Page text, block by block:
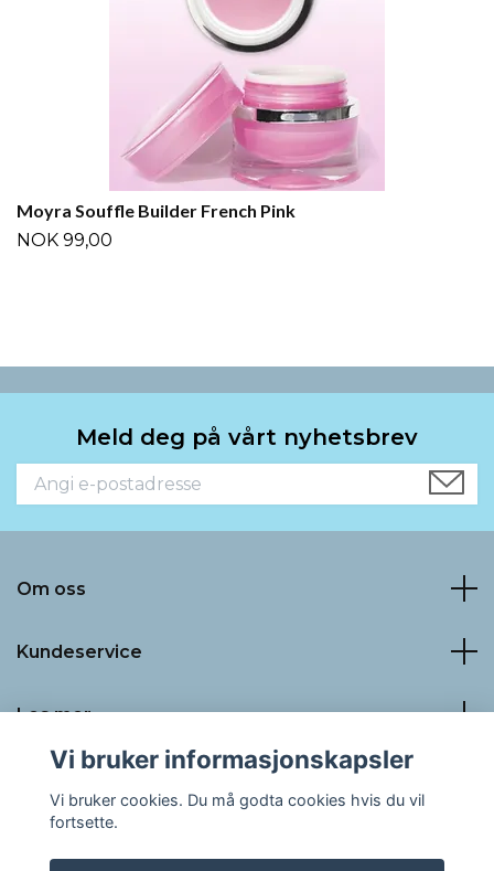
Moyra Souffle Builder French Pink
NOK 99,00
Meld deg på vårt nyhetsbrev
Om oss
Kundeservice
Les mer
Vi bruker informasjonskapsler
Vi bruker cookies. Du må godta cookies hvis du vil
fortsette.